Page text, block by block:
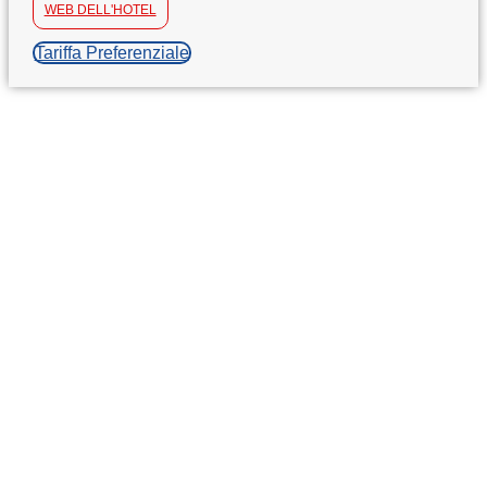
WEB DELL'HOTEL
Tariffa Preferenziale